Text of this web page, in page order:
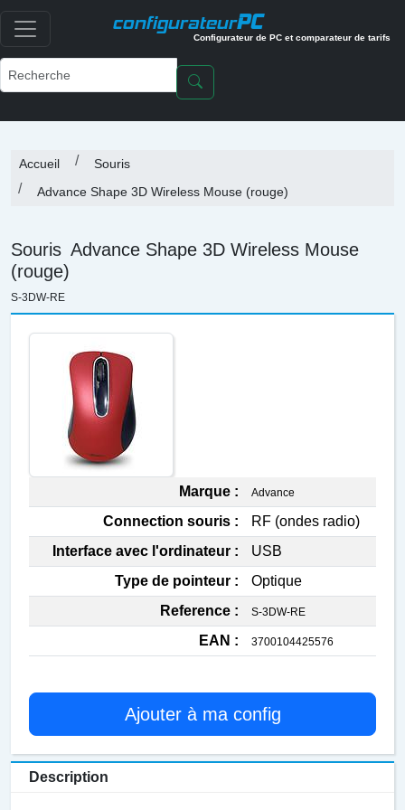
configurateurPC
Configurateur de PC et comparateur de tarifs
Accueil
Souris
Advance Shape 3D Wireless Mouse (rouge)
Souris Advance Shape 3D Wireless Mouse
(rouge)
S-3DW-RE
Marque : Advance
Connection souris :
RF (ondes radio)
Interface avec l'ordinateur :
USB
Type de pointeur :
Optique
Reference :
S-3DW-RE
EAN : 3700104425576
Ajouter à ma config
Description